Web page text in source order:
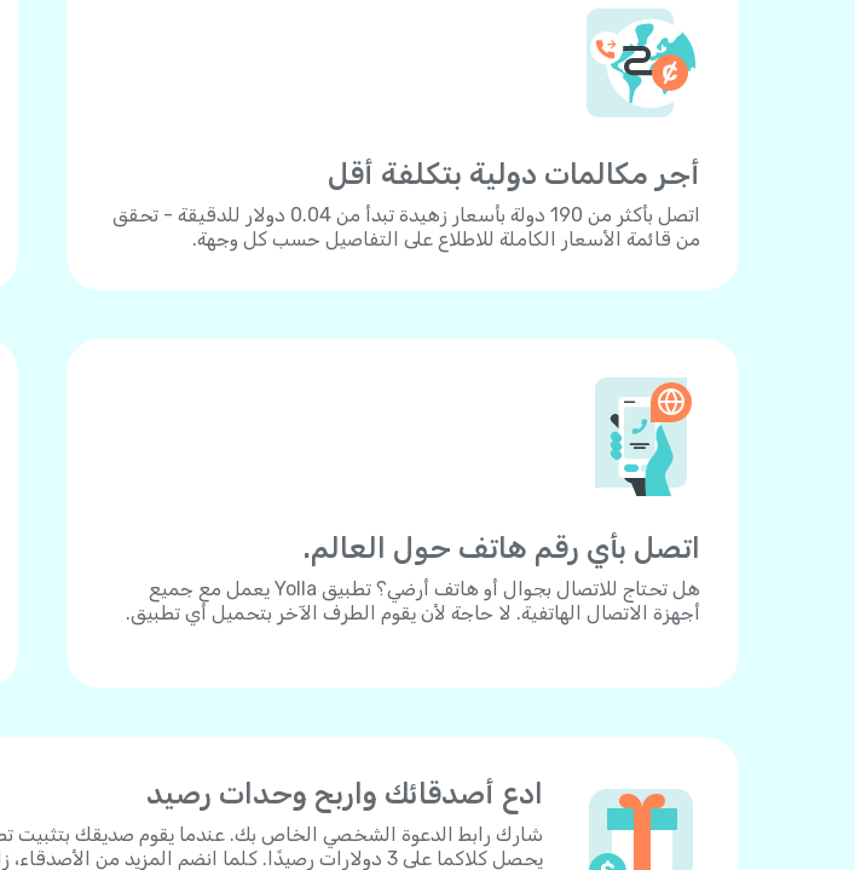
أجر مكالمات دولية بتكلفة أقل
اتصل بأكثر من 190 دولة بأسعار زهيدة تبدأ من 0.04 دولار للدقيقة - تحقق
من قائمة الأسعار الكاملة للاطلاع على التفاصيل حسب كل وجهة.
اتصل بأي رقم هاتف حول العالم.
هل تحتاج للاتصال بجوال أو هاتف أرضي؟ تطبيق Yolla يعمل مع جميع
أجهزة الاتصال الهاتفية. لا حاجة لأن يقوم الطرف الآخر بتحميل أي تطبيق.
ادع أصدقائك واربح وحدات رصيد
يحصل كلاكما على 3 دولارات رصيدًا. كلما انضم المزيد من